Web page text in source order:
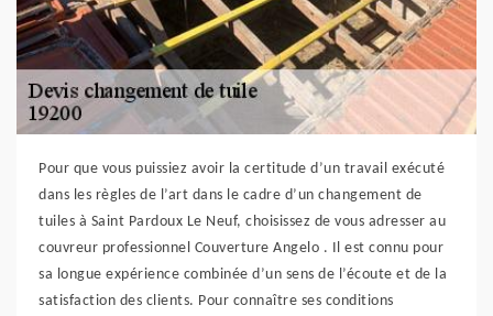
Pour que vous puissiez avoir la certitude d’un travail exécuté
dans les règles de l’art dans le cadre d’un changement de
tuiles à Saint Pardoux Le Neuf, choisissez de vous adresser au
couvreur professionnel Couverture Angelo . Il est connu pour
sa longue expérience combinée d’un sens de l’écoute et de la
satisfaction des clients. Pour connaître ses conditions